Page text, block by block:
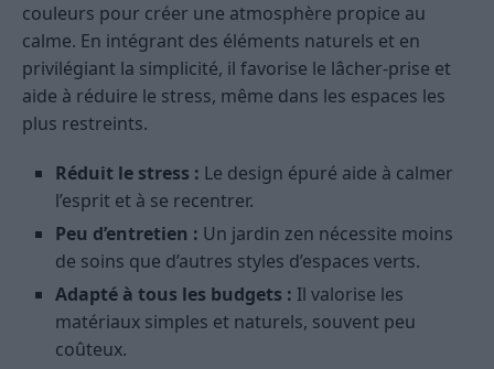
couleurs pour créer une atmosphère propice au
calme. En intégrant des éléments naturels et en
privilégiant la simplicité, il favorise le lâcher-prise et
aide à réduire le stress, même dans les espaces les
plus restreints.
Réduit le stress : Le design épuré aide à calmer
l’esprit et à se recentrer.
Peu d’entretien : Un jardin zen nécessite moins
de soins que d’autres styles d’espaces verts.
Adapté à tous les budgets : Il valorise les
matériaux simples et naturels, souvent peu
coûteux.